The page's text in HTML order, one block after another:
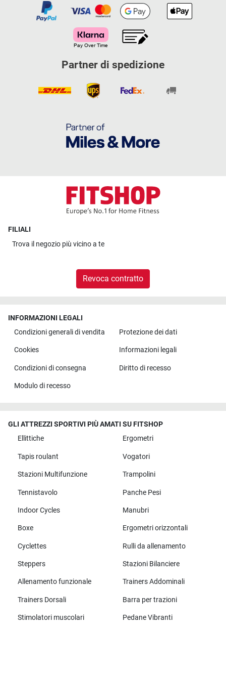
Partner di spedizione
FILIALI
Trova il negozio più vicino a te
Revoca contratto
INFORMAZIONI LEGALI
Condizioni generali di vendita
Protezione dei dati
Cookies Informazioni legali
Condizioni di consegna Diritto di recesso
Modulo di recesso
GLI ATTREZZI SPORTIVI PIÙ AMATI SU FITSHOP
Ellittiche
Ergometri
Tapis roulant Vogatori
Stazioni Multifunzione Trampolini
Tennistavolo Panche Pesi
Indoor Cycles Manubri
Boxe Ergometri orizzontali
Cyclettes Rulli da allenamento
Steppers Stazioni Bilanciere
Allenamento funzionale Trainers Addominali
Trainers Dorsali Barra per trazioni
Stimolatori muscolari Pedane Vibranti